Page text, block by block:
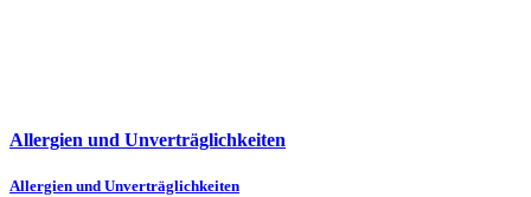
Allergien und Unverträglichkeiten
Allergien und Unverträglichkeiten